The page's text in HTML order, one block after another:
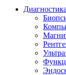
Диагностика